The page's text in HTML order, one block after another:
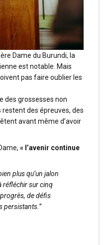
Dame du Burundi, la
est notable. Mais
pas faire oublier les
des grossesses non
des épreuves, des
avant même d’avoir
« l’avenir continue
plus qu’un jalon
réfléchir sur cinq
de défis
persistants.”